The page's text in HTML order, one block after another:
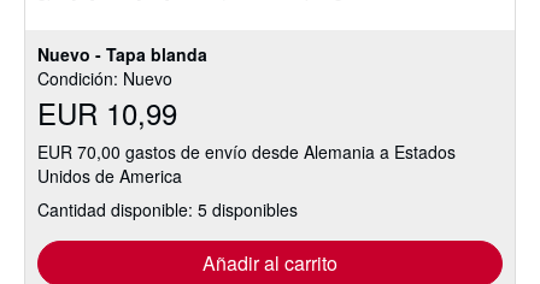
Nuevo - Tapa blanda
Condición: Nuevo
EUR 10,99
EUR 70,00 gastos de envío desde Alemania a Estados
Unidos de America
Cantidad disponible: 5 disponibles
Añadir al carrito